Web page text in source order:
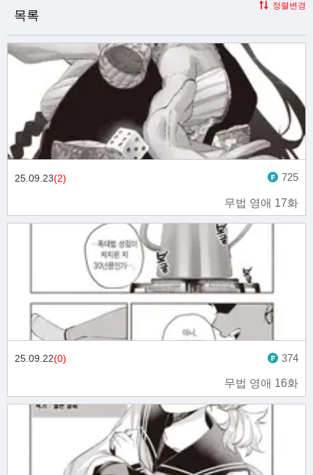
목록
정렬변경
무법 영애 17화
25.09.23(2) 725
무법 영애 16화
25.09.22(0) 374